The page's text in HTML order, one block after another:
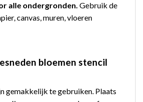
alle ondergronden. Gebruik de
canvas, muren, vloeren
bloemen stencil
gemakkelijk te gebruiken. Plaats